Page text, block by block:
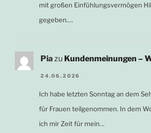
mit großen Einfühlungsvermögen
gegeben.…
Piazu Kundenmeinungen –
24.06.2026
Ich habe letzten Sonntag an dem
für Frauen teilgenommen. In dem
ich mir Zeit für mein…